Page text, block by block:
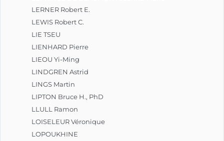
LERNER Robert E.
LEWIS Robert C.
LIE TSEU
LIENHARD Pierre
LIEOU Yi-Ming
LINDGREN Astrid
LINGS Martin
LIPTON Bruce H., PhD
LLULL Ramon
LOISELEUR Véronique
LOPOUKHINE